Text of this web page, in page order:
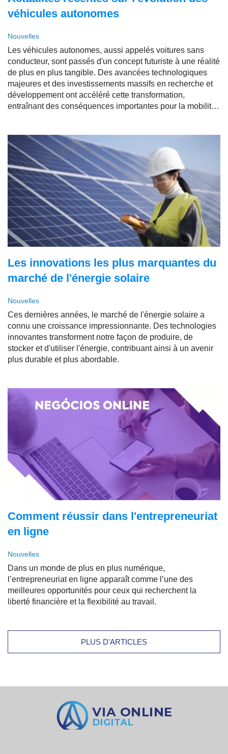
véhicules autonomes
Nouvelles
Les véhicules autonomes, aussi appelés voitures sans
conducteur, sont passés d'un concept futuriste à une réalité
de plus en plus tangible. Des avancées technologiques
majeures et des investissements massifs en recherche et
développement ont accéléré cette transformation,
entraînant des conséquences importantes pour la mobilité
Les innovations les plus marquantes du
marché de l'énergie solaire
Nouvelles
Ces dernières années, le marché de l'énergie solaire a
connu une croissance impressionnante. Des technologies
innovantes transforment notre façon de produire, de
stocker et d'utiliser l'énergie, contribuant ainsi à un avenir
plus durable et plus abordable.
Comment réussir dans l'entrepreneuriat
en ligne
Nouvelles
Dans un monde de plus en plus numérique,
l’entrepreneuriat en ligne apparaît comme l’une des
meilleures opportunités pour ceux qui recherchent la
liberté financière et la flexibilité au travail.
PLUS D'ARTICLES